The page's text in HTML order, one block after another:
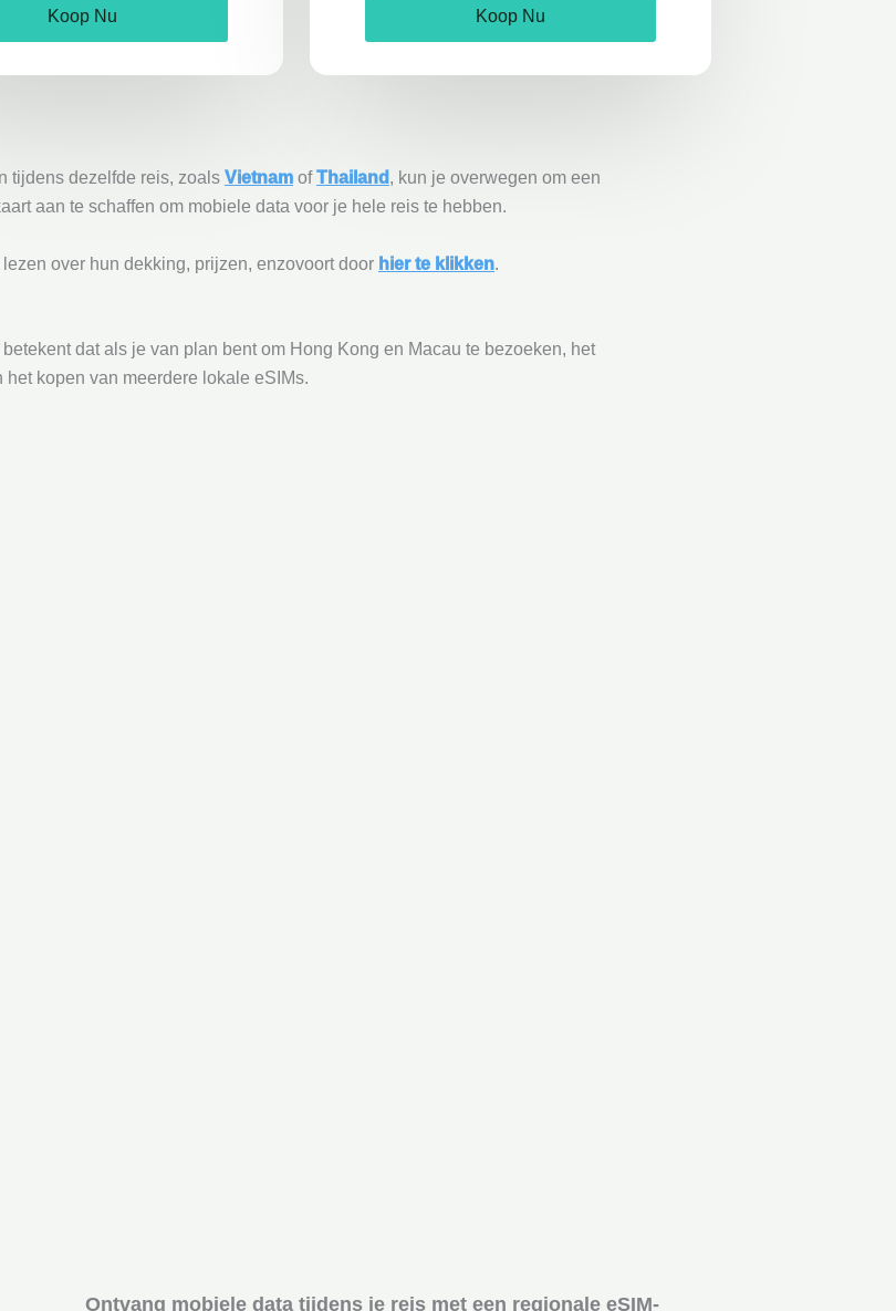
Koop Nu Koop Nu
tijdens dezelfde reis, zoals Vietnam ofThailand , kun je overwegen om een
aan te schaffen om mobiele data voor je hele reis te hebben.
over hun dekking, prijzen, enzovoort door hier te klikken.
dat als je van plan bent om Hong Kong en Macau te bezoeken, het
kopen van meerdere lokale eSIMs.
Ontvang mobiele data tijdens je reis met een regionale eSIM-